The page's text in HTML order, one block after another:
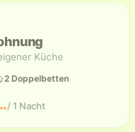
Küche
2 Doppelbetten
/ 1 Nacht